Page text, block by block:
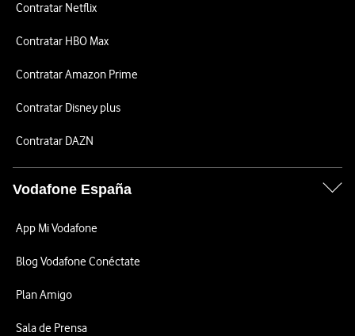
Contratar Netflix
Contratar HBO Max
Contratar Amazon Prime
Contratar Disney plus
Contratar DAZN
Vodafone España
App Mi Vodafone
Blog Vodafone Conéctate
Plan Amigo
Sala de Prensa